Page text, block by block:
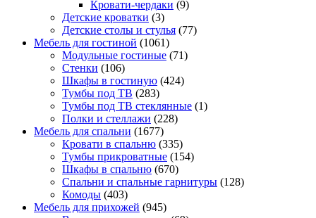
Кровати-чердаки (9)
Детские кроватки (3)
Детские столы и стулья (77)
Мебель для гостиной (1061)
Модульные гостиные (71)
Стенки (106)
Шкафы в гостиную (424)
Тумбы под ТВ (283)
Тумбы под ТВ стеклянные (1)
Полки и стеллажи (228)
Мебель для спальни (1677)
Кровати в спальню (335)
Тумбы прикроватные (154)
Шкафы в спальню (670)
Спальни и спальные гарнитуры (128)
Комоды (403)
Мебель для прихожей (945)